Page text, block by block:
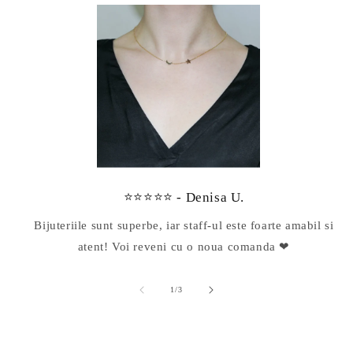
⭐⭐⭐⭐⭐ - Denisa U.
Bijuteriile sunt superbe, iar staff-ul este foarte amabil si
atent! Voi reveni cu o noua comanda ❤
1/din
3